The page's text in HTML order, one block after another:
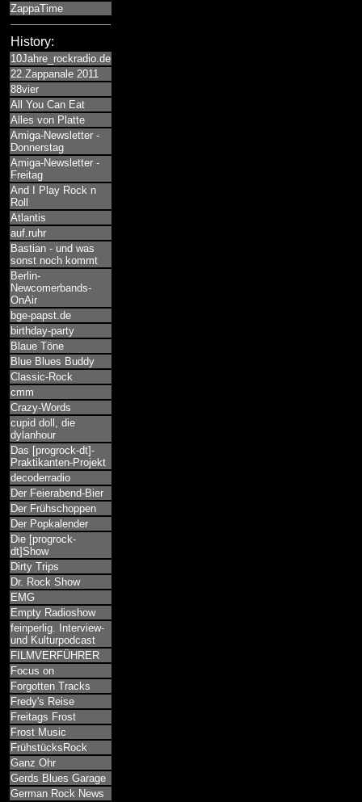
ZappaTime
History:
10Jahre_rockradio.de
22.Zappanale 2011
88vier
All You Can Eat
Alles von Platte
Amiga-Newsletter -
Donnerstag
Amiga-Newsletter -
Freitag
And I Play Rock n
Roll
Atlantis
auf.ruhr
Bastian - und was
sonst noch kommt
Berlin-
Newcomerbands-
OnAir
bge-papst.de
birthday-party
Blaue Töne
Blue Blues Buddy
Classic-Rock
cmm
Crazy-Words
cupid doll, die
dylanhour
Das [progrock-dt]-
Praktikanten-Projekt
decoderradio
Der Feierabend-Bier
Der Frühschoppen
Der Popkalender
Die [progrock-
dt]Show
Dirty Trips
Dr. Rock Show
EMG
Empty Radioshow
feinperlig. Interview-
und Kulturpodcast
FILMVERFÜHRER
Focus on
Forgotten Tracks
Fredy's Reise
Freitags Frost
Frost Music
FrühstücksRock
Ganz Ohr
Gerds Blues Garage
German Rock News